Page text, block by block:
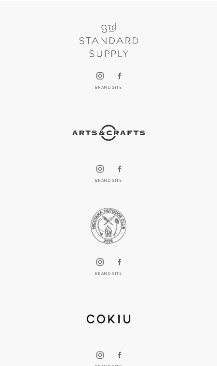
BRAND SITE
BRAND SITE
BRAND SITE